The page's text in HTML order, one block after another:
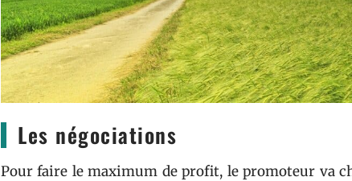
Les négociations
Pour faire le maximum de profit, le promoteur va